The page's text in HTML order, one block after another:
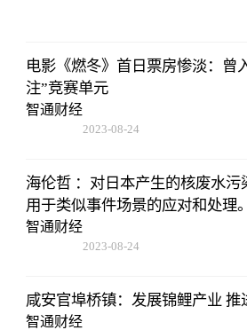
电影《燃冬》首日票房惨淡：曾
注”竞赛单元
智通财经
2023-08-24
海伦哲 ：对日本产生的核废水污
用于类似事件场景的应对和处理。
智通财经
2023-08-24
咸安官埠桥镇：发展锦鲤产业 推
智通财经